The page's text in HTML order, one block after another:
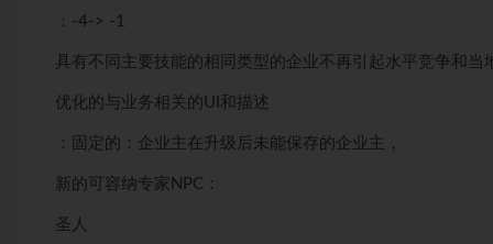
：-4-> -1
具有不同主要技能的相同类型的企业不再引起水平竞争和当
优化的与业务相关的UI和描述
：固定的：企业主在升级后未能保存的企业主，
新的可容纳专家NPC：
圣人